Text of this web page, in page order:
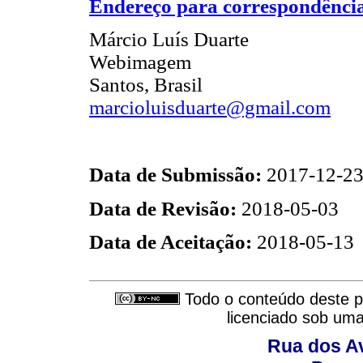
Endereço para
Márcio Luís Duarte
Webimagem
Santos, Brasil
marcioluisduarte@gmail.com
Data de Submissão: 2017-12-23
Data de Revisão: 2018-05-03
Data de Aceitação: 2018-05-13
Todo o conteúdo deste
licenciado sob
Rua dos